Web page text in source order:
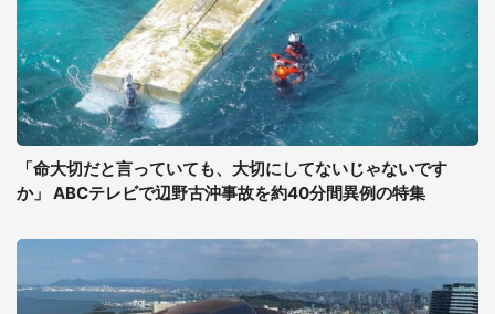
「命大切だと言っていても、大切にしてないじゃないです
か」 ABCテレビで辺野古沖事故を約40分間異例の特集